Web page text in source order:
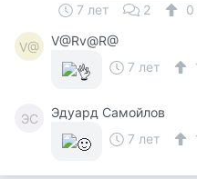
7 лет 2 0
V@
V@Rv@R@
7 лет
ЭС
Эдуард Самойлов
7 лет